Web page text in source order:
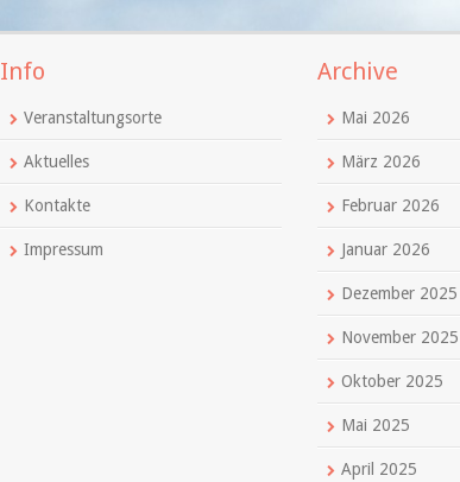
Info
Veranstaltungsorte
Aktuelles
Kontakte
Impressum
Archive
Mai 2026
März 2026
Februar 2026
Januar 2026
Dezember 2025
November 2025
Oktober 2025
Mai 2025
April 2025